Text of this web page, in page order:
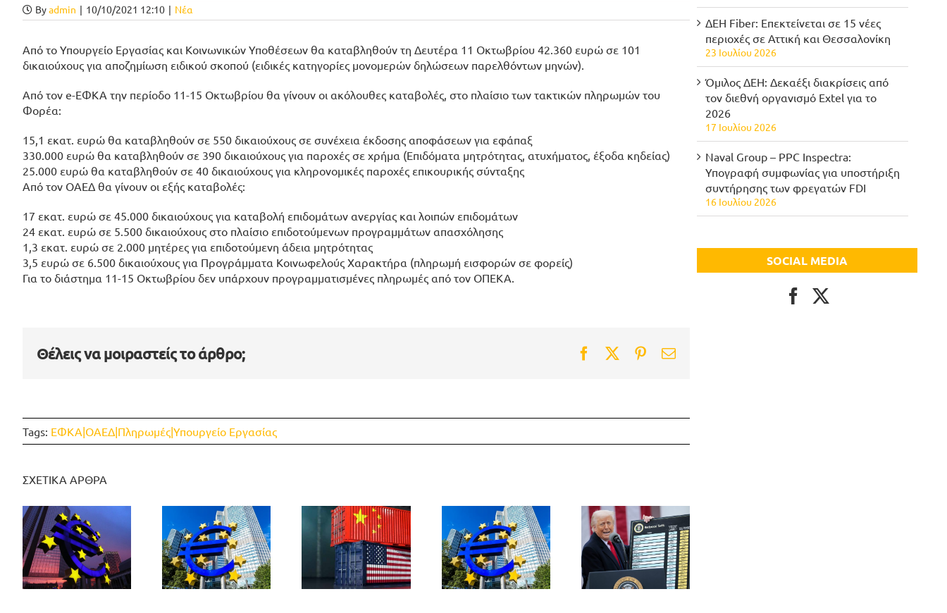
Byadmin | 10/10/2021 12:10 | Νέα
Από το Υπουργείο Εργασίας και Κοινωνικών Υποθέσεων θα καταβληθούν τη Δευτέρα 11 Οκτωβρίου 42.360 ευρώ σε 101
δικαιούχους για αποζημίωση ειδικού σκοπού (ειδικές κατηγορίες μονομερών δηλώσεων παρελθόντων μηνών).
Από τον e-ΕΦΚΑ την περίοδο 11-15 Οκτωβρίου θα γίνουν οι ακόλουθες καταβολές, στο πλαίσιο των τακτικών πληρωμών του
Φορέα:
15,1 εκατ. ευρώ θα καταβληθούν σε 550 δικαιούχους σε συνέχεια έκδοσης αποφάσεων για εφάπαξ
330.000 ευρώ θα καταβληθούν σε 390 δικαιούχους για παροχές σε χρήμα (Επιδόματα μητρότητας, ατυχήματος, έξοδα κηδείας)
25.000 ευρώ θα καταβληθούν σε 40 δικαιούχους για κληρονομικές παροχές επικουρικής σύνταξης
Από τον ΟΑΕΔ θα γίνουν οι εξής καταβολές:
17 εκατ. ευρώ σε 45.000 δικαιούχους για καταβολή επιδομάτων ανεργίας και λοιπών επιδομάτων
24 εκατ. ευρώ σε 5.500 δικαιούχους στο πλαίσιο επιδοτούμενων προγραμμάτων απασχόλησης
1,3 εκατ. ευρώ σε 2.000 μητέρες για επιδοτούμενη άδεια μητρότητας
3,5 ευρώ σε 6.500 δικαιούχους για Προγράμματα Κοινωφελούς Χαρακτήρα (πληρωμή εισφορών σε φορείς)
Για το διάστημα 11-15 Οκτωβρίου δεν υπάρχουν προγραμματισμένες πληρωμές από τον ΟΠΕΚΑ.
Θέλεις να μοιραστείς το άρθρο; Facebook
TwitterPinterest
Email
Tags: ΕΦΚΑ|ΟΑΕΔ|Πληρωμές|Υπουργείο Εργασίας
ΣΧΕΤΙΚΑ ΑΡΘΡΑ
ΔΕΗ Fiber: Επεκτείνεται σε 15 νέες
περιοχές σε Αττική και Θεσσαλονίκη
23 Ιουλίου 2026
Όμιλος ΔΕΗ: Δεκαέξι διακρίσεις από
τον διεθνή οργανισμό Extel για το
2026
17 Ιουλίου 2026
Naval Group – PPC Inspectra:
Υπογραφή συμφωνίας για υποστήριξη
συντήρησης των φρεγατών FDI
16 Ιουλίου 2026
SOCIAL MEDIA